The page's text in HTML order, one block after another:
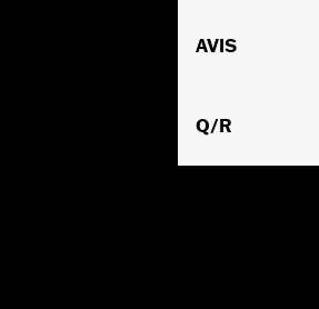
modèles
Vendu à l'unité:
AVIS
Q/R